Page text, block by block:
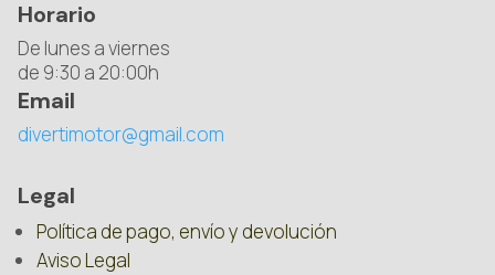
Horario
De lunes a viernes
de 9:30 a 20:00h
Email
divertimotor@gmail.com
Legal
Política de pago, envío y devolución
Aviso Legal